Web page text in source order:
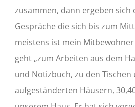
zusammen, dann ergeben sich
Gespräche die sich bis zum
meistens ist mein
geht „zum Arbeiten aus dem
und Notizbuch, zu den Tischen
aufgeständerten Häusern,